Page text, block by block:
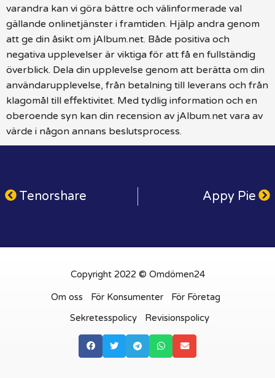
varandra kan vi göra bättre och välinformerade val
gällande onlinetjänster i framtiden. Hjälp andra genom
att ge din åsikt om jAlbum.net. Både positiva och
negativa upplevelser är viktiga för att få en fullständig
överblick. Dela din upplevelse genom att berätta om din
användarupplevelse, från betalning till leverans och från
klagomål till effektivitet. Med tydlig information och en
oberoende syn kan din recension av jAlbum.net vara av
värde i någon annans beslutsprocess.
Tenorshare Appy Pie
Copyright 2022 © Omdömen24
Om oss För Konsumenter
För Företag
Sekretesspolicy
Revisionspolicy